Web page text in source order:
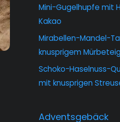
Mini-Gugelhupfe mit
Kakao
Mirabellen-Mandel-
knusprigem
Schoko-Haselnuss-
mit knusprigen
Adventsgebäck